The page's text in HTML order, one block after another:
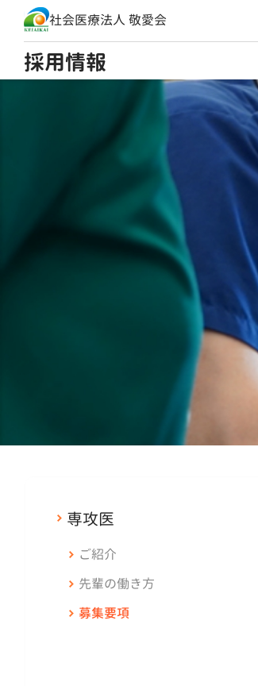
社会医療法人 敬愛会
採用情報
専攻医
ご紹介
先輩の働き方
募集要項